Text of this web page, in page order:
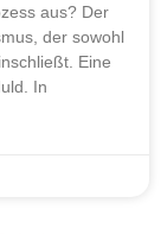
aus? Der
der sowohl
Eine
In